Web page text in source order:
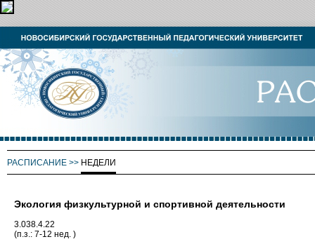
РАСПИСАНИЕ >> НЕДЕЛИ
Экология физкультурной и спортивной деятельности
3.038.4.22
(п.з.: 7-12 нед. )